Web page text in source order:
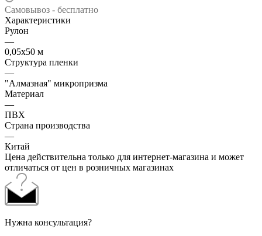
Самовывоз - бесплатно
Характеристики
Рулон
—
0,05х50 м
Структура пленки
—
"Алмазная" микропризма
Материал
—
ПВХ
Страна производства
—
Китай
Цена действительна только для интернет-магазина и может
отличаться от цен в розничных магазинах
Нужна консультация?